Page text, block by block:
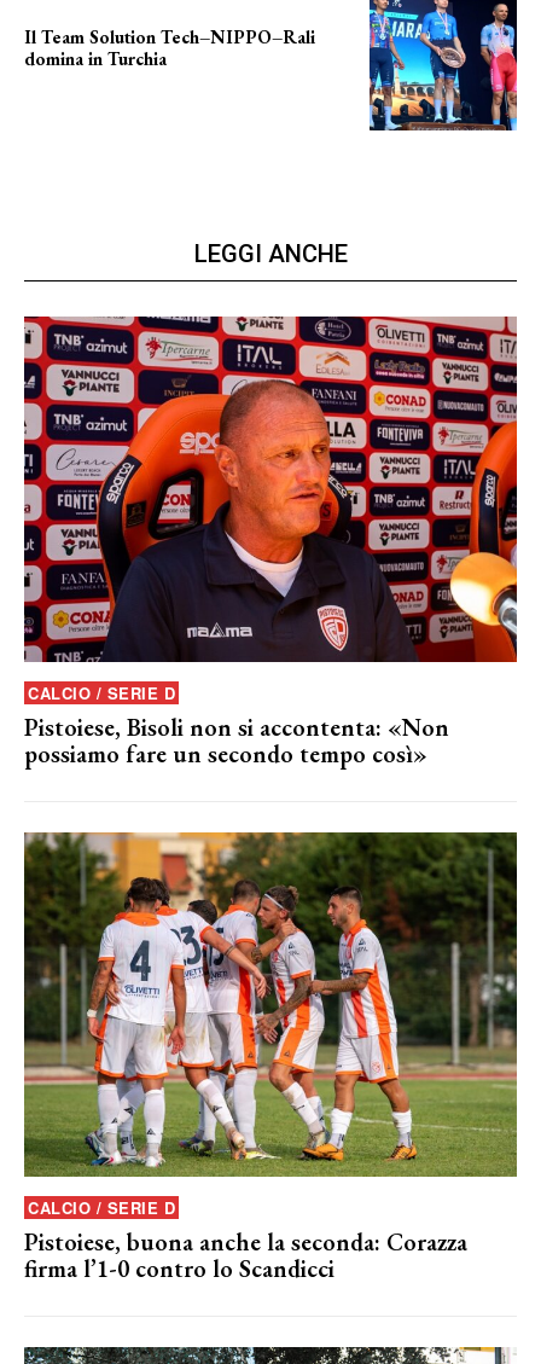
Il Team Solution Tech–NIPPO–Rali
domina in Turchia
LEGGI ANCHE
CALCIO / SERIE D
Pistoiese, Bisoli non si accontenta: «Non
possiamo fare un secondo tempo così»
CALCIO / SERIE D
Pistoiese, buona anche la seconda: Corazza
firma l’1-0 contro lo Scandicci